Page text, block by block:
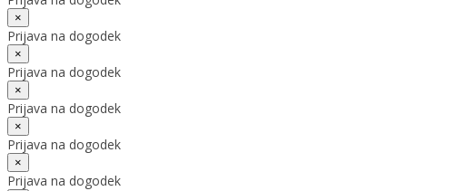
×
Prijava na dogodek
×
Prijava na dogodek
×
Prijava na dogodek
×
Prijava na dogodek
×
Prijava na dogodek